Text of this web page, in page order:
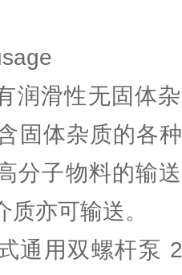
润滑性无固体
固体杂质的各
分子物料的输
亦可输送。
通用双螺杆泵